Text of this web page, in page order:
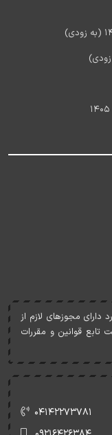
مجوزهای لازم از
تابع قوانين و مقررات
۰۴۱۴۲۲۷۳۷۸۱